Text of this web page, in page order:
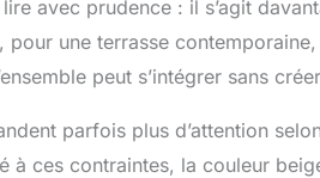
avec prudence : il s’agit
pour une terrasse
peut s’intégrer sans
parfois plus d’attention
à ces contraintes, la couleur